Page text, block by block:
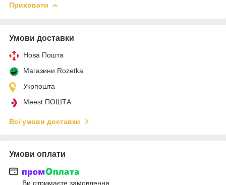
Приховати
Умови доставки
Нова Пошта
Магазини Rozetka
Укрпошта
Meest ПОШТА
Всі умови доставки
Умови оплати
Ви отримаєте замовлення